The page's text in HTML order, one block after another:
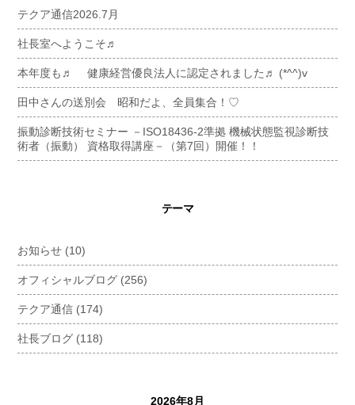
テクア通信2026.7月
社長室へようこそ♬
本年度も♬ 健康経営優良法人に認定されました♬ (*^^)v
田中さんの送別会 昭和だよ、全員集合！♡
振動診断技術セミナー －ISO18436-2準拠 機械状態監視診断技
術者（振動） 資格取得講座－（第7回）開催！！
テーマ
お知らせ (10)
オフィシャルブログ (256)
テクア通信 (174)
社長ブログ (118)
2026年8月